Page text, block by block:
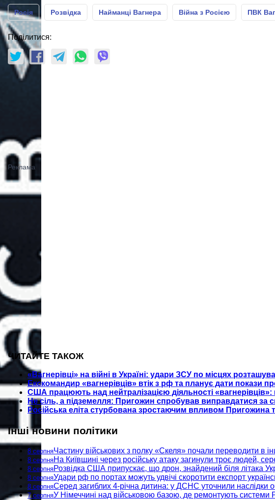
Росія Розвідка Найманці Вагнера Війна з Росією ПВК
Поділитися:
ЧИТАЙТЕ ТАКОЖ
«Вагнерівці» на війні в Україні: удари ЗСУ по місцях
Екскомандир «вагнерівців» втік з рф та планує дати покази
США працюють над нейтралізацією діяльності
Не сіль, а підземелля: Пригожин спробував виправдатися за
Російська еліта стурбована зростаючим впливом
Інші новини політики
8 серпняЧастину військових з полку «Скеля» почали переводити в
8 серпняНа Київщині через російську атаку загинули троє людей,
8 серпняРозвідка США припускає, що дрон, знайдений біля літака
8 серпняУдари рф по портах можуть удвічі скоротити експорт
8 серпняСеред загиблих 4-річна дитина: у ДСНС уточнили наслідки
7 серпняУ Німеччині над військовою базою, де ремонтують системи